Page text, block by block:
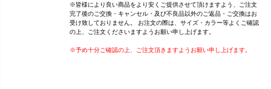
※皆様により良い商品をより安くご提供させて頂けますよう、ご注文
完了後のご交換・キャンセル・及び不良品以外のご返品・ご交換はお
受け致しておりません。 お注文の際は、サイズ・カラー等よくご確認
の上、ご注文くださいますようお願い申し上げます。
※予め十分ご確認の上、ご注文頂きますようお願い申し上げます。